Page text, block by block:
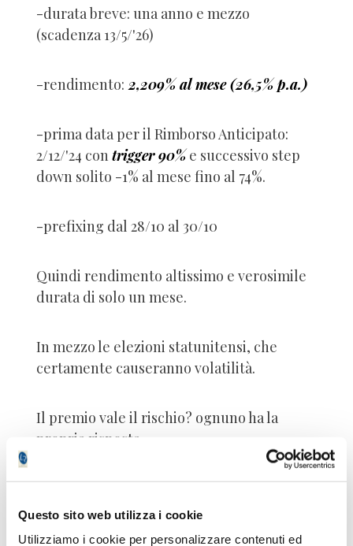
Questo sito web utilizza i cookie
Utilizziamo i cookie per personalizzare contenuti ed
-durata breve: una anno e mezzo
(scadenza 13/5/'26)
-rendimento: 2,209% al mese (26,5% p.a.)
-prima data per il Rimborso Anticipato:
2/12/'24 contrigger 90%e successivo step
down solito -1% al mese fino al 74%.
-prefixing dal 28/10 al 30/10
Quindi rendimento altissimo e verosimile
durata di solo un mese.
In mezzo le elezioni statunitensi, che
certamente causeranno volatilità.
Il premio vale il rischio? ognuno ha la
propria risposta.
Il titolo INTEL , che viene da un periodo
piuttosto burrascoso, ora quota 22,6 e negli
ultimi 5 anni ha avuto un minimo a 17/18;